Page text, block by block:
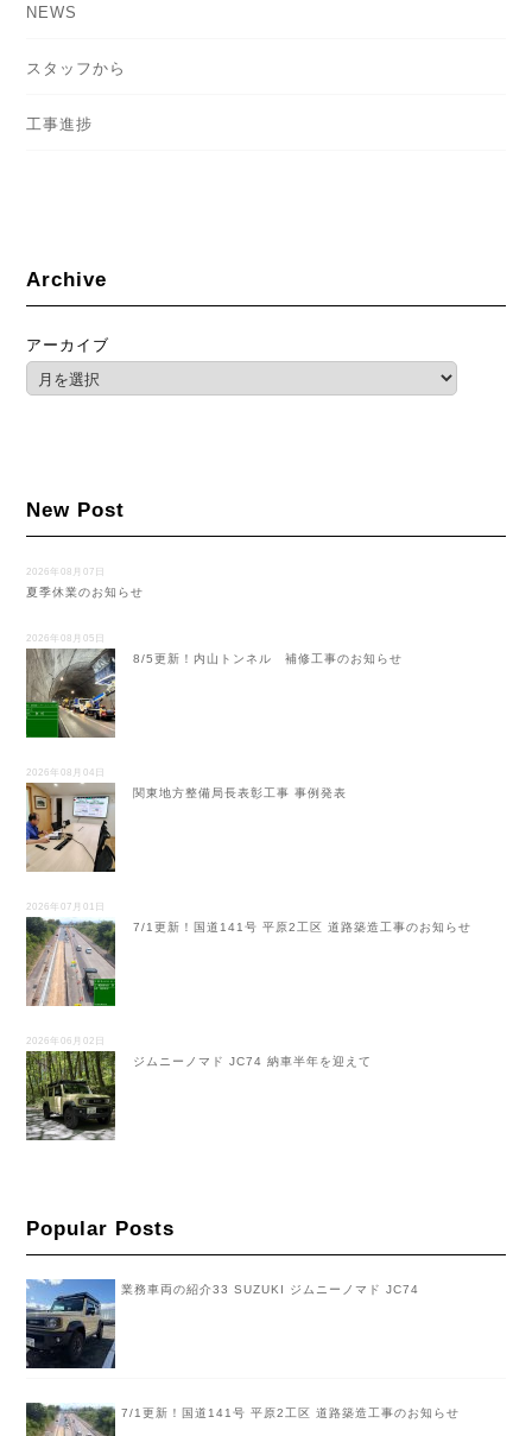
NEWS
スタッフから
工事進捗
Archive
アーカイブ
New Post
2026年08月07日
夏季休業のお知らせ
2026年08月05日
8/5更新！内山トンネル 補修工事のお知らせ
2026年08月04日
関東地方整備局長表彰工事 事例発表
2026年07月01日
7/1更新！国道141号 平原2工区 道路築造工事のお知らせ
2026年06月02日
ジムニーノマド JC74 納車半年を迎えて
Popular Posts
業務車両の紹介33 SUZUKI ジムニーノマド JC74
7/1更新！国道141号 平原2工区 道路築造工事のお知らせ